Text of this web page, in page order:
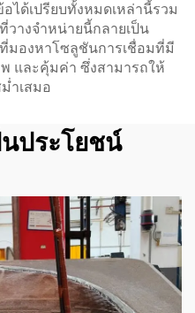
ได้เปรียบทั้งหมดเหล่านี้รวม
วางจำหน่ายนี้กลายเป็น
มองหาโซลูชันการเชื่อมที่มี
และคุ้มค่า ซึ่งสามารถให้
ำเสมอ
ประโยชน์